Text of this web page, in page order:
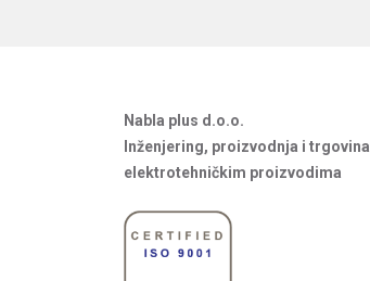
Nabla plus d.o.o.
Inženjering, proizvodnja i trgovina
elektrotehničkim proizvodima